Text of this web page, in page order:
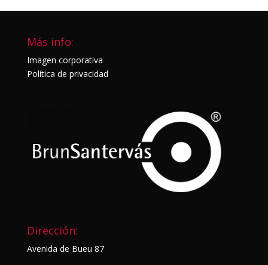
Más info:
Imagen corporativa
Política de privacidad
Dirección:
Avenida de Bueu 87